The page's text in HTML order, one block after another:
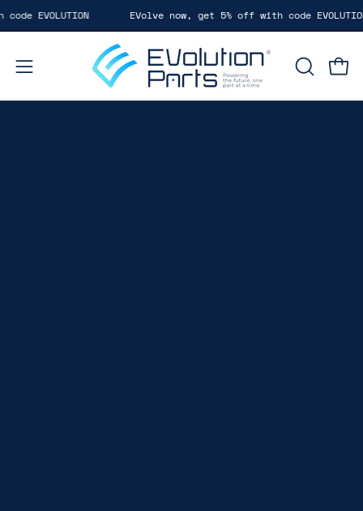
Saltar
al
EVOLUTION EVolve now, get 5% off with code EVOLUTION
Abrir
menú
ABRIR